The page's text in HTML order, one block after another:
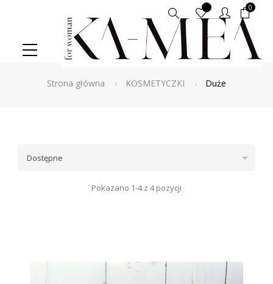
Szukaj 0
Strona główna KOSMETYCZKI Duże
Dostępne 
Pokazano 1-4 z 4 pozycji